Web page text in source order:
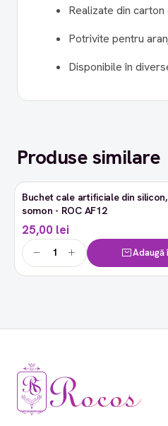
Realizate din
Potrivite pentru
Disponibile în
Produse similare
Buchet cale artificiale din
somon - ROC AF12
25,00 lei
Adaugă